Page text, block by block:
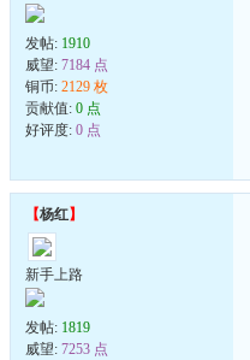
发帖: 1910
威望: 7184 点
铜币: 2129 枚
贡献值: 0 点
好评度: 0 点
【杨红】
新手上路
发帖: 1819
威望: 7253 点